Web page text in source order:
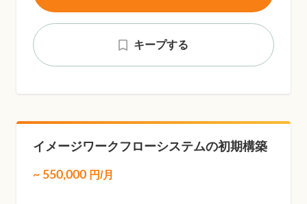
キープする
イメージワークフローシステムの初期構築
~ 550,000 円/月